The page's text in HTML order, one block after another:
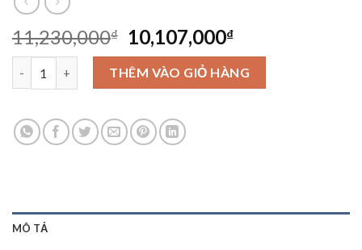
11,230,000₫
Original
price
was:
11,230,000₫.
10,107,000₫Current
price
is:
10,107,000₫.
Đồng Hồ Seiko SSC705P1 số lượng
THÊM VÀO GIỎ HÀNG
MÔ TẢ